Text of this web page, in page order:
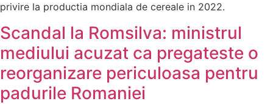
privire la productia mondiala de cereale in 2022.
Scandal la Romsilva: ministrul
mediului acuzat ca pregateste o
reorganizare periculoasa pentru
padurile Romaniei